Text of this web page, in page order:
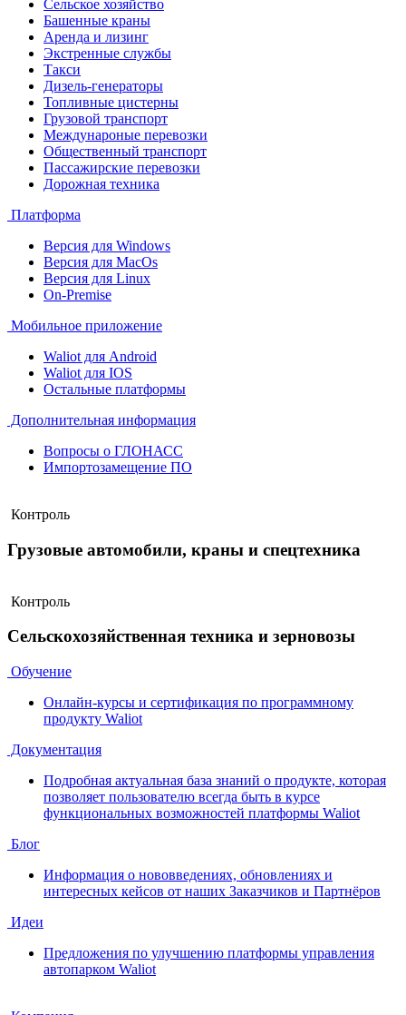
Сельское хозяйство
Башенные краны
Аренда и лизинг
Экстренные службы
Такси
Дизель-генераторы
Топливные цистерны
Грузовой транспорт
Междунароные перевозки
Общественный транспорт
Пассажирские перевозки
Дорожная техника
Платформа
Версия для Windows
Версия для MacOs
Версия для Linux
On-Premise
Мобильное приложение
Waliot для Android
Waliot для IOS
Остальные платформы
Дополнительная информация
Вопросы о ГЛОНАСС
Импортозамещение ПО
Контроль
Грузовые автомобили, краны и спецтехника
Контроль
Сельскохозяйственная техника и зерновозы
Обучение
Онлайн-курсы и сертификация по программному
продукту Waliot
Документация
Подробная актуальная база знаний о продукте, которая
позволяет пользователю всегда быть в курсе
функциональных возможностей платформы Waliot
Блог
Информация о нововведениях, обновлениях и
интересных кейсов от наших Заказчиков и Партнёров
Идеи
Предложения по улучшению платформы управления
автопарком Waliot